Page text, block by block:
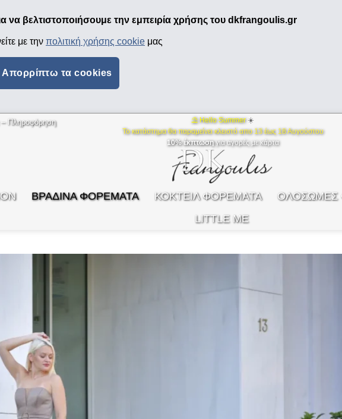
να βελτιστοποιήσουμε την εμπειρία χρήσης του dkfrangoulis.gr
με την πολιτική χρήσης cookie μας
Απορρίπτω τα cookies
Πληροφόρηση
⛱ Hello Summer ☀️
Το κατάστημα θα παραμείνει κλειστό απο 13 έως 18 Αυγούστου
10% έκπτωσηγια αγορές με κάρτα
ΒΡΑΔΙΝΑ ΦΟΡΕΜΑΤΑ ΚΟΚΤΕΙΛ ΦΟΡΕΜΑΤΑ ΟΛΟΣΩΜΕΣ
LITTLE ME